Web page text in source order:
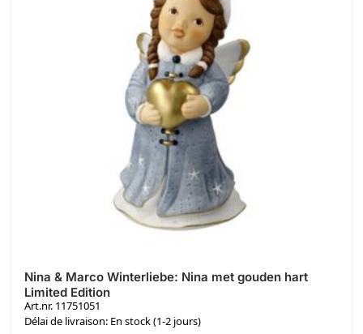
Nina & Marco Winterliebe: Nina met gouden hart
Limited Edition
Art.nr. 11751051
Délai de livraison: En stock (1-2 jours)